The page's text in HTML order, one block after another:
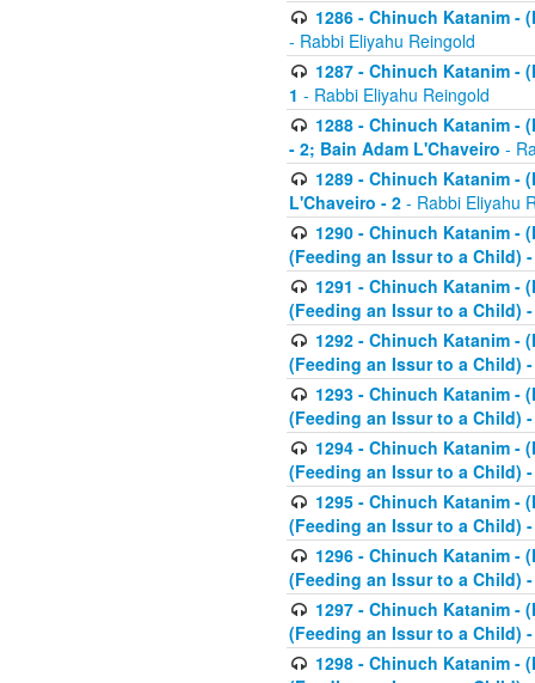
1286 - Chinuch Katanim -
- Rabbi Eliyahu Reingold
1287 - Chinuch Katanim -
1 - Rabbi Eliyahu Reingold
1288 - Chinuch Katanim -
- 2; Bain Adam L'Chaveiro -
1289 - Chinuch Katanim -
L'Chaveiro - 2 - Rabbi Eliyahu
1290 - Chinuch Katanim -
(Feeding an Issur to a Child)
1291 - Chinuch Katanim -
(Feeding an Issur to a Child)
1292 - Chinuch Katanim -
(Feeding an Issur to a Child)
1293 - Chinuch Katanim -
(Feeding an Issur to a Child)
1294 - Chinuch Katanim -
(Feeding an Issur to a Child)
1295 - Chinuch Katanim -
(Feeding an Issur to a Child)
1296 - Chinuch Katanim -
(Feeding an Issur to a Child)
1297 - Chinuch Katanim -
(Feeding an Issur to a Child)
1298 - Chinuch Katanim -